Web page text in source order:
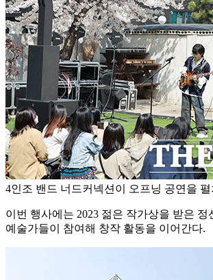
4인조 밴드 너드커넥션이 오프닝 공연을
이번 행사에는 2023 젊은 작가상을 받은
예술가들이 참여해 창작 활동을 이어간다.